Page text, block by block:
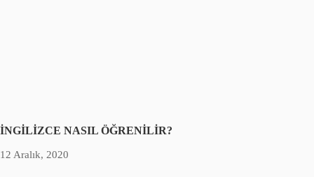
İNGİLİZCE NASIL ÖĞRENİLİR?
12 Aralık, 2020